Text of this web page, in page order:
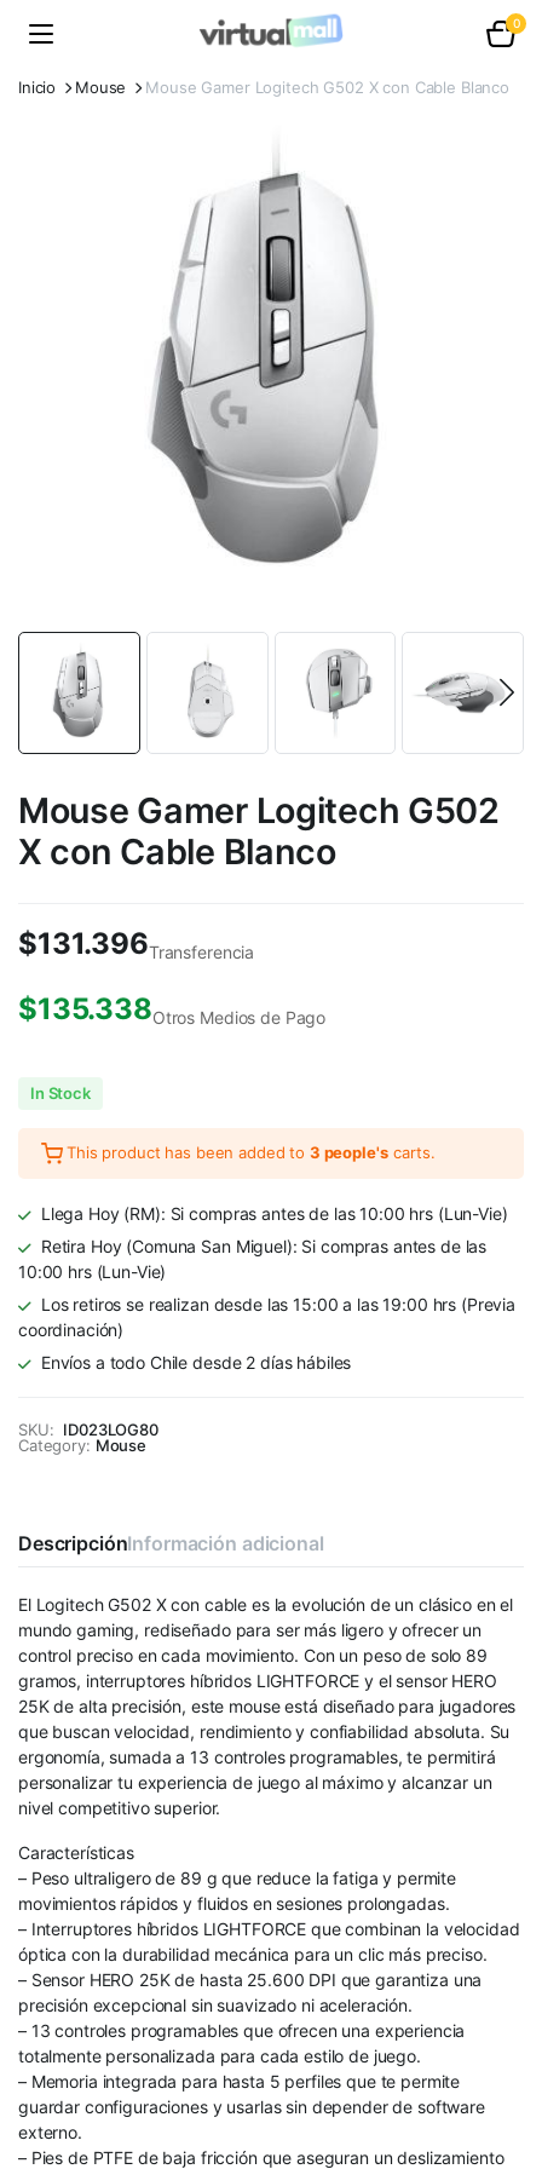
0
Inicio Mouse Mouse Gamer Logitech G502 X con Cable Blanco
Mouse Gamer Logitech G502
X con Cable Blanco
$131.396Transferencia
$135.338Otros Medios de Pago
In Stock
This product has been added to 3 people's carts.
Llega Hoy (RM): Si compras antes de las 10:00 hrs (Lun-Vie)
Retira Hoy (Comuna San Miguel): Si compras antes de las
10:00 hrs (Lun-Vie)
Los retiros se realizan desde las 15:00 a las 19:00 hrs (Previa
coordinación)
Envíos a todo Chile desde 2 días hábiles
SKU: ID023LOG80
Category: Mouse
DescripciónInformación adicional
El Logitech G502 X con cable es la evolución de un clásico en el
mundo gaming, rediseñado para ser más ligero y ofrecer un
control preciso en cada movimiento. Con un peso de solo 89
gramos, interruptores híbridos LIGHTFORCE y el sensor HERO
25K de alta precisión, este mouse está diseñado para jugadores
que buscan velocidad, rendimiento y confiabilidad absoluta. Su
ergonomía, sumada a 13 controles programables, te permitirá
personalizar tu experiencia de juego al máximo y alcanzar un
nivel competitivo superior.
Características
– Peso ultraligero de 89 g que reduce la fatiga y permite
movimientos rápidos y fluidos en sesiones prolongadas.
– Interruptores híbridos LIGHTFORCE que combinan la velocidad
óptica con la durabilidad mecánica para un clic más preciso.
– Sensor HERO 25K de hasta 25.600 DPI que garantiza una
precisión excepcional sin suavizado ni aceleración.
– 13 controles programables que ofrecen una experiencia
totalmente personalizada para cada estilo de juego.
– Memoria integrada para hasta 5 perfiles que te permite
guardar configuraciones y usarlas sin depender de software
externo.
– Pies de PTFE de baja fricción que aseguran un deslizamiento